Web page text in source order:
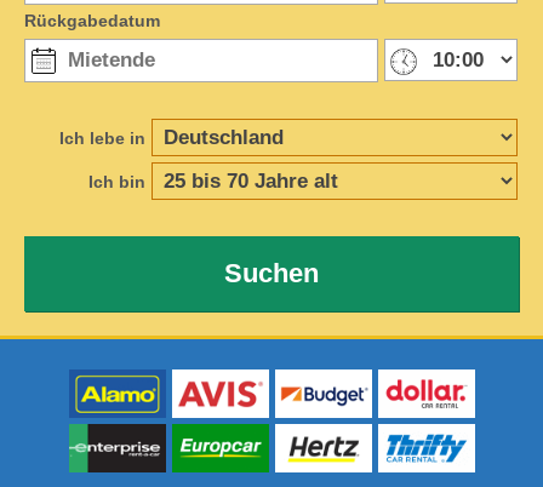
Rückgabedatum
Ich lebe in
Ich bin
Suchen